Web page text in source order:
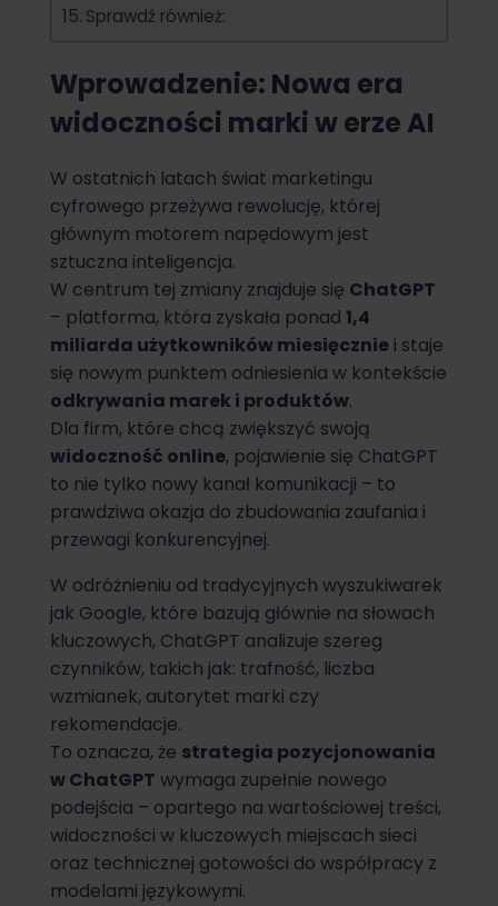
Sprawdź również:
Wprowadzenie: Nowa era
widoczności marki w erze AI
W ostatnich latach świat marketingu
cyfrowego przeżywa rewolucję, której
głównym motorem napędowym jest
sztuczna inteligencja.
W centrum tej zmiany znajduje się ChatGPT
– platforma, która zyskała ponad 1,4
miliarda użytkowników miesięcznie i staje
się nowym punktem odniesienia w kontekście
odkrywania marek i produktów.
Dla firm, które chcą zwiększyć swoją
widoczność online, pojawienie się ChatGPT
to nie tylko nowy kanał komunikacji – to
prawdziwa okazja do zbudowania zaufania i
przewagi konkurencyjnej.
W odróżnieniu od tradycyjnych wyszukiwarek
jak Google, które bazują głównie na słowach
kluczowych, ChatGPT analizuje szereg
czynników, takich jak: trafność, liczba
wzmianek, autorytet marki czy
rekomendacje.
To oznacza, że strategia pozycjonowania
w ChatGPT wymaga zupełnie nowego
podejścia – opartego na wartościowej treści,
widoczności w kluczowych miejscach sieci
oraz technicznej gotowości do współpracy z
modelami językowymi.